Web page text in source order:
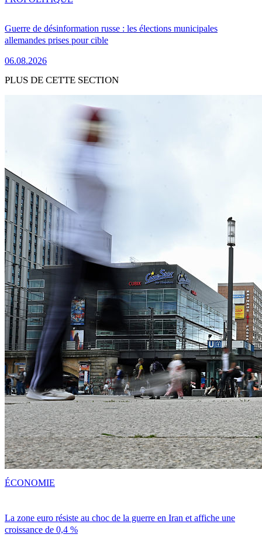
Guerre de désinformation russe : les élections municipales
allemandes prises pour cible
06.08.2026
PLUS DE CETTE SECTION
La zone euro résiste au choc de la guerre en Iran et affiche une
croissance de 0,4 %
ÉCONOMIE